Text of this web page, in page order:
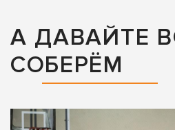
А ДАВАЙТЕ
СОБЕРЁМ